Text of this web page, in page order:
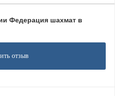
Федерация шахмат в
отзыв